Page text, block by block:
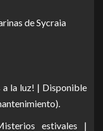
de Sycraia
a la luz! | Disponible
estivales |